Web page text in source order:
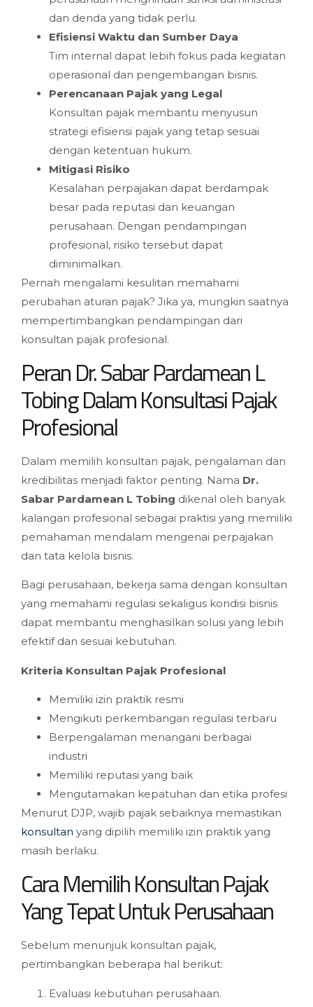
dan denda yang tidak perlu.
Efisiensi Waktu dan Sumber Daya
Tim internal dapat lebih fokus pada kegiatan
operasional dan pengembangan bisnis.
Perencanaan Pajak yang Legal
Konsultan pajak membantu menyusun
strategi efisiensi pajak yang tetap sesuai
dengan ketentuan hukum.
Mitigasi Risiko
Kesalahan perpajakan dapat berdampak
besar pada reputasi dan keuangan
perusahaan. Dengan pendampingan
profesional, risiko tersebut dapat
diminimalkan.
Pernah mengalami kesulitan memahami
perubahan aturan pajak? Jika ya, mungkin saatnya
mempertimbangkan pendampingan dari
konsultan pajak profesional.
Peran Dr. Sabar Pardamean L
Tobing Dalam Konsultasi Pajak
Profesional
Dalam memilih konsultan pajak, pengalaman dan
kredibilitas menjadi faktor penting. Nama Dr.
Sabar Pardamean L Tobing dikenal oleh banyak
kalangan profesional sebagai praktisi yang memiliki
pemahaman mendalam mengenai perpajakan
dan tata kelola bisnis.
Bagi perusahaan, bekerja sama dengan konsultan
yang memahami regulasi sekaligus kondisi bisnis
dapat membantu menghasilkan solusi yang lebih
efektif dan sesuai kebutuhan.
Kriteria Konsultan Pajak Profesional
Memiliki izin praktik resmi
Mengikuti perkembangan regulasi terbaru
Berpengalaman menangani berbagai
industri
Memiliki reputasi yang baik
Mengutamakan kepatuhan dan etika profesi
Menurut DJP, wajib pajak sebaiknya memastikan
konsultan yang dipilih memiliki izin praktik yang
masih berlaku.
Cara Memilih Konsultan Pajak
Yang Tepat Untuk Perusahaan
Sebelum menunjuk konsultan pajak,
pertimbangkan beberapa hal berikut:
Evaluasi kebutuhan perusahaan.